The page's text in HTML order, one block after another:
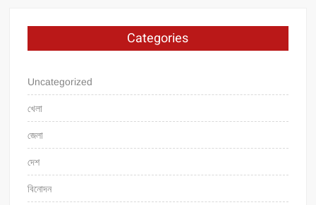
Categories
Uncategorized
খেলা
জেলা
দেশ
বিনোদন